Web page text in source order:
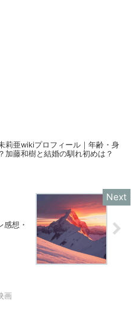
莉亜wikiプロフィール｜年齢・身
加藤和樹と結婚の馴れ初めは？
想・
画